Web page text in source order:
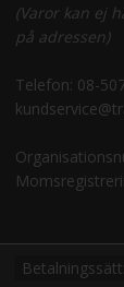
(Varor kan ej
på adressen)
Telefon: 08-
Betalningssätt: